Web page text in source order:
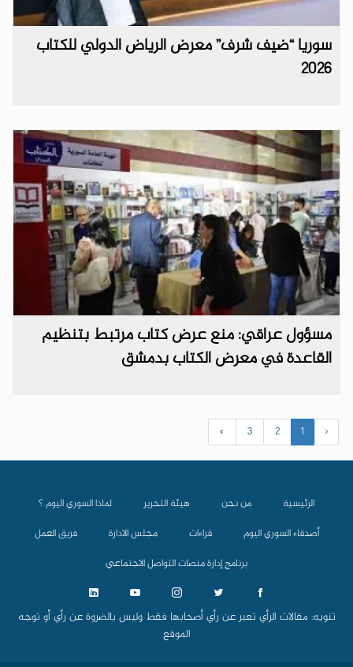
سوريا “ضيف شرف” معرض الرياض الدولي للكتاب
2026
مسؤول عراقي: منع عرض كتاب مرتبط بتنظيم
القاعدة في معرض الكتاب بدمشق
‹
1
2
3
›
الرئيسية من نحن هيئة التحرير
لماذا السوري اليوم ؟
أصدقاء السوري اليوم
قراءات مجلس الادارة
فريق العمل
برنامج إدارة منصات التواصل الاجتماعي
تنويه: مقالات الرأي تعبر عن رأي أصحابها فقط وليس بالضروة عن رأي أو توجه
الموقع